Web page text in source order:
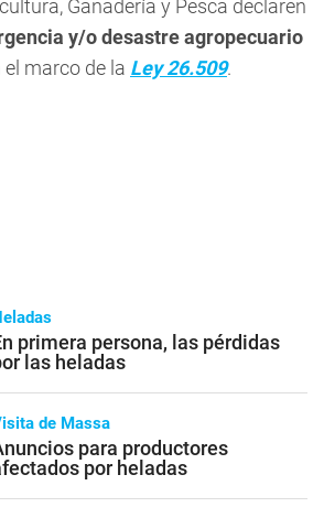
Ganadería y Pesca declaren
y/o desastre agropecuario
el marco de la Ley 26.509.
primera persona, las pérdidas
las heladas
de Massa
para productores
por heladas